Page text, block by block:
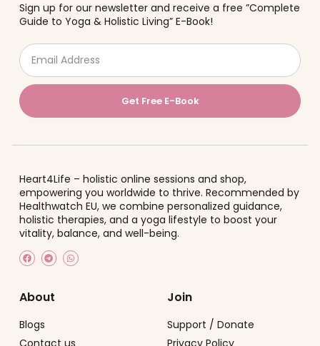
Sign up for our newsletter and receive a free ”Complete
Guide to Yoga & Holistic Living” E-Book!
Get Free E-Book
Heart4Life – holistic online sessions and shop,
empowering you worldwide to thrive. Recommended by
Healthwatch EU, we combine personalized guidance,
holistic therapies, and a yoga lifestyle to boost your
vitality, balance, and well-being.
About
Blogs
Contact us
Join
Support / Donate
Privacy Policy